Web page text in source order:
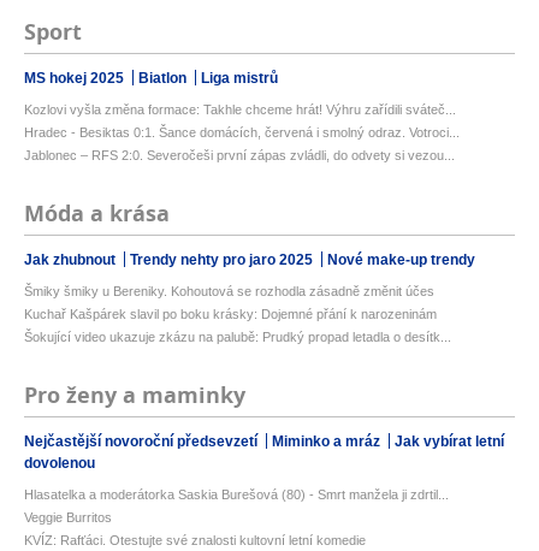
Sport
MS hokej 2025 Biatlon Liga mistrů
Kozlovi vyšla změna formace: Takhle chceme hrát! Výhru zařídili sváteč...
Hradec - Besiktas 0:1. Šance domácích, červená i smolný odraz. Votroci...
Jablonec – RFS 2:0. Severočeši první zápas zvládli, do odvety si vezou...
Móda a krása
Jak zhubnout Trendy nehty pro jaro 2025 Nové make-up trendy
Šmiky šmiky u Bereniky. Kohoutová se rozhodla zásadně změnit účes
Kuchař Kašpárek slavil po boku krásky: Dojemné přání k narozeninám
Šokující video ukazuje zkázu na palubě: Prudký propad letadla o desítk...
Pro ženy a maminky
Nejčastější novoroční předsevzetí Miminko a mráz
Jak vybírat letní
dovolenou
Hlasatelka a moderátorka Saskia Burešová (80) - Smrt manžela ji zdrtil...
Veggie Burritos
KVÍZ: Rafťáci. Otestujte své znalosti kultovní letní komedie